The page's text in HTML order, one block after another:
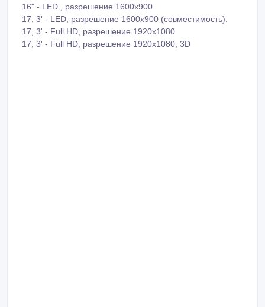
16" - LED , разрешение 1600х900
17, 3' - LED, разрешение 1600х900 (совместимость).
17, 3' - Full HD, разрешение 1920х1080
17, 3' - Full HD, разрешение 1920х1080, 3D